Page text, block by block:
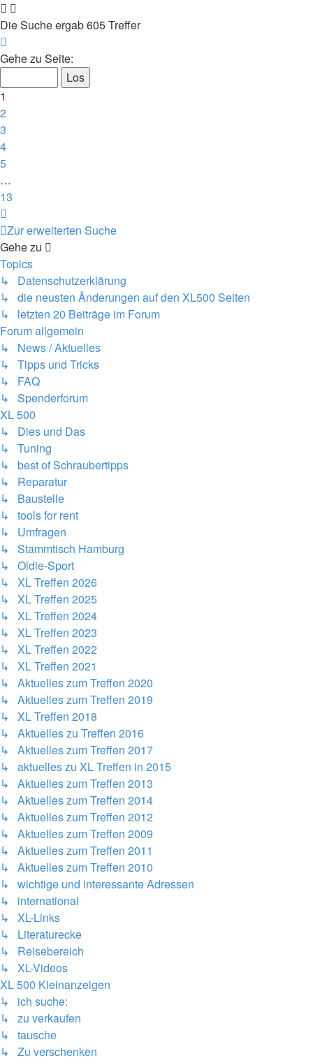
Die Suche ergab 605 Treffer
1
13
Gehe zu Seite:
1
2
3
4
5
…
13
Zur erweiterten Suche
Gehe zu
Topics
↳ Datenschutzerklärung
↳ die neusten Änderungen auf den XL500 Seiten
↳ letzten 20 Beiträge im Forum
Forum allgemein
↳ News / Aktuelles
↳ Tipps und Tricks
↳ FAQ
↳ Spenderforum
XL 500
↳ Dies und Das
↳ Tuning
↳ best of Schraubertipps
↳ Reparatur
↳ Baustelle
↳ tools for rent
↳ Umfragen
↳ Stammtisch Hamburg
↳ Oldie-Sport
↳ XL Treffen 2026
↳ XL Treffen 2025
↳ XL Treffen 2024
↳ XL Treffen 2023
↳ XL Treffen 2022
↳ XL Treffen 2021
↳ Aktuelles zum Treffen 2020
↳ Aktuelles zum Treffen 2019
↳ XL Treffen 2018
↳ Aktuelles zu Treffen 2016
↳ Aktuelles zum Treffen 2017
↳ aktuelles zu XL Treffen in 2015
↳ Aktuelles zum Treffen 2013
↳ Aktuelles zum Treffen 2014
↳ Aktuelles zum Treffen 2012
↳ Aktuelles zum Treffen 2009
↳ Aktuelles zum Treffen 2011
↳ Aktuelles zum Treffen 2010
↳ wichtige und interessante Adressen
↳ international
↳ XL-Links
↳ Literaturecke
↳ Reisebereich
↳ XL-Videos
XL 500 Kleinanzeigen
↳ ich suche:
↳ zu verkaufen
↳ tausche
↳ Zu verschenken